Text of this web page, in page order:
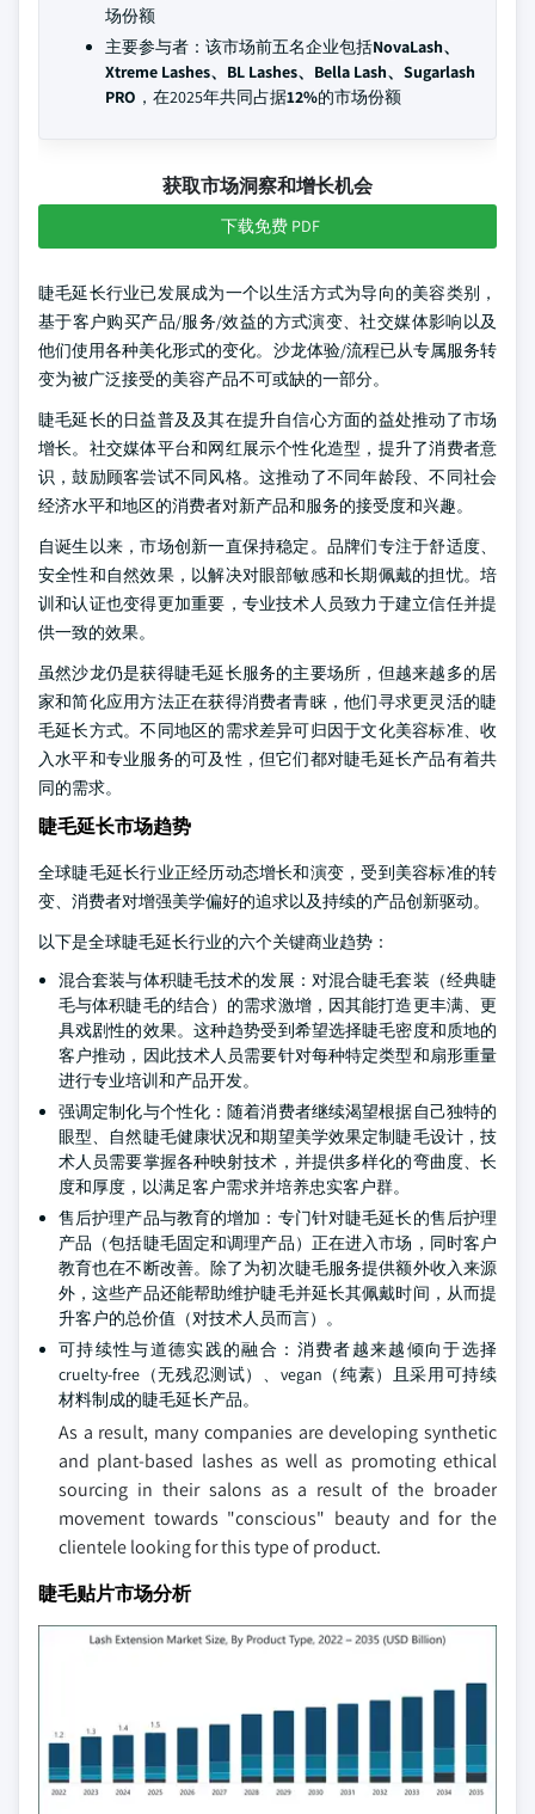
场份额
主要参与者：该市场前五名企业包括NovaLash、
Xtreme Lashes、BL Lashes、Bella Lash、Sugarlash
PRO ，在2025年共同占据12%的市场份额
获取市场洞察和增长机会
下载免费 PDF
睫毛延长行业已发展成为一个以生活方式为导向的美容类别，
基于客户购买产品/服务/效益的方式演变、社交媒体影响以及
他们使用各种美化形式的变化。沙龙体验/流程已从专属服务转
变为被广泛接受的美容产品不可或缺的一部分。
睫毛延长的日益普及及其在提升自信心方面的益处推动了市场
增长。社交媒体平台和网红展示个性化造型，提升了消费者意
识，鼓励顾客尝试不同风格。这推动了不同年龄段、不同社会
经济水平和地区的消费者对新产品和服务的接受度和兴趣。
自诞生以来，市场创新一直保持稳定。品牌们专注于舒适度、
安全性和自然效果，以解决对眼部敏感和长期佩戴的担忧。培
训和认证也变得更加重要，专业技术人员致力于建立信任并提
供一致的效果。
虽然沙龙仍是获得睫毛延长服务的主要场所，但越来越多的居
家和简化应用方法正在获得消费者青睐，他们寻求更灵活的睫
毛延长方式。不同地区的需求差异可归因于文化美容标准、收
入水平和专业服务的可及性，但它们都对睫毛延长产品有着共
同的需求。
睫毛延长市场趋势
全球睫毛延长行业正经历动态增长和演变，受到美容标准的转
变、消费者对增强美学偏好的追求以及持续的产品创新驱动。
以下是全球睫毛延长行业的六个关键商业趋势：
混合套装与体积睫毛技术的发展：对混合睫毛套装（经典睫
毛与体积睫毛的结合）的需求激增，因其能打造更丰满、更
具戏剧性的效果。这种趋势受到希望选择睫毛密度和质地的
客户推动，因此技术人员需要针对每种特定类型和扇形重量
进行专业培训和产品开发。
强调定制化与个性化：随着消费者继续渴望根据自己独特的
眼型、自然睫毛健康状况和期望美学效果定制睫毛设计，技
术人员需要掌握各种映射技术，并提供多样化的弯曲度、长
度和厚度，以满足客户需求并培养忠实客户群。
售后护理产品与教育的增加：专门针对睫毛延长的售后护理
产品（包括睫毛固定和调理产品）正在进入市场，同时客户
教育也在不断改善。除了为初次睫毛服务提供额外收入来源
外，这些产品还能帮助维护睫毛并延长其佩戴时间，从而提
升客户的总价值（对技术人员而言）。
可持续性与道德实践的融合：消费者越来越倾向于选择
cruelty-free（无残忍测试）、vegan（纯素）且采用可持续
材料制成的睫毛延长产品。
As a result, many companies are developing synthetic
and plant-based lashes as well as promoting ethical
sourcing in their salons as a result of the broader
movement towards "conscious" beauty and for the
clientele looking for this type of product.
睫毛贴片市场分析